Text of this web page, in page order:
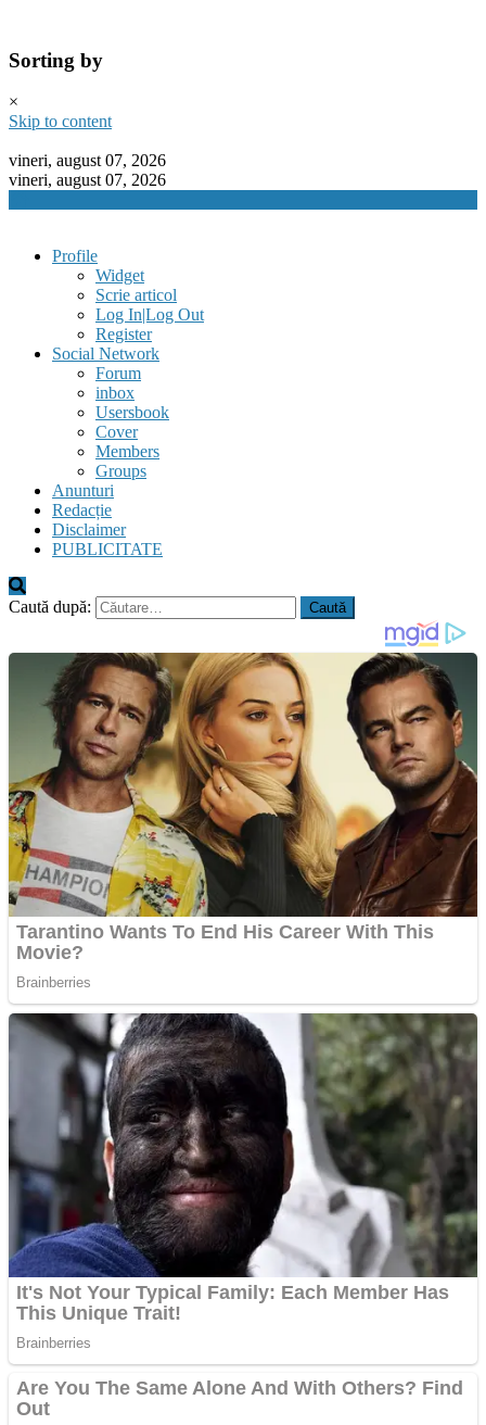
Sorting by
×
Skip to content
vineri, august 07, 2026
vineri, august 07, 2026
Profile
Widget
Scrie articol
Log In|Log Out
Register
Social Network
Forum
inbox
Usersbook
Cover
Members
Groups
Anunturi
Redacție
Disclaimer
PUBLICITATE
Caută după: